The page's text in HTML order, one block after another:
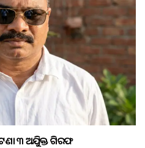
୩ ଅଭିଯୁକ୍ତ ଗିରଫ